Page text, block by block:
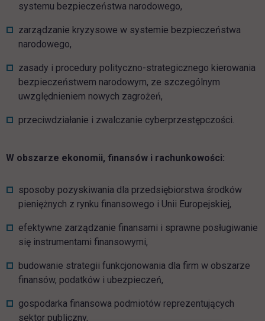
systemu bezpieczeństwa narodowego,
zarządzanie kryzysowe w systemie bezpieczeństwa
narodowego,
zasady i procedury polityczno-strategicznego kierowania
bezpieczeństwem narodowym, ze szczególnym
uwzględnieniem nowych zagrożeń,
przeciwdziałanie i zwalczanie cyberprzestępczości.
W obszarze ekonomii, finansów i rachunkowości:
sposoby pozyskiwania dla przedsiębiorstwa środków
pieniężnych z rynku finansowego i Unii Europejskiej,
efektywne zarządzanie finansami i sprawne posługiwanie
się instrumentami finansowymi,
budowanie strategii funkcjonowania dla firm w obszarze
finansów, podatków i ubezpieczeń,
gospodarka finansowa podmiotów reprezentujących
sektor publiczny,